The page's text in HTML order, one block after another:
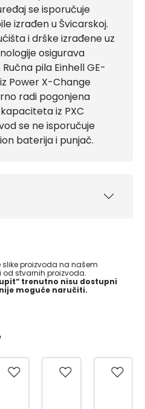
se isporučuje
izrađen u Švicarskoj.
i drške izrađene uz
osigurava
pila Einhell GE-
Power X-Change
radi pogonjena
iz PXC
se ne isporučuje
baterija i punjač.
proizvoda na našem
stvarnih proizvoda.
trenutno nisu dostupni
moguće naručiti.